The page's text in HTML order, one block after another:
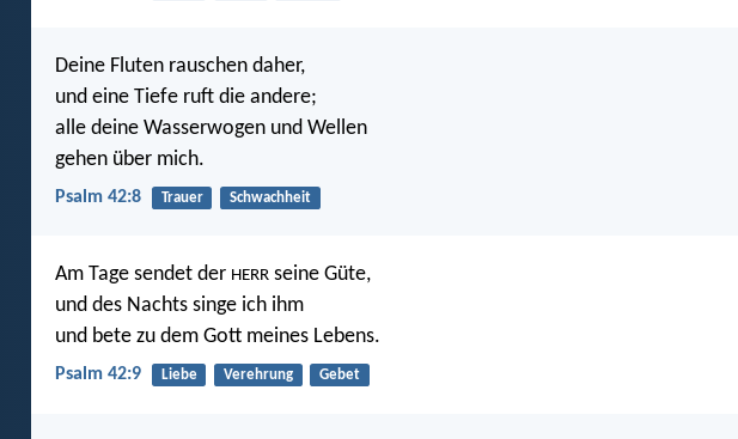
Deine Fluten rauschen daher,
und eine Tiefe ruft die andere;
alle deine Wasserwogen und Wellen
gehen über mich.
Psalm 42:8 Trauer Schwachheit
Am Tage sendet der HERR seine Güte,
und des Nachts singe ich ihm
und bete zu dem Gott meines Lebens.
Psalm 42:9 Liebe Verehrung Gebet